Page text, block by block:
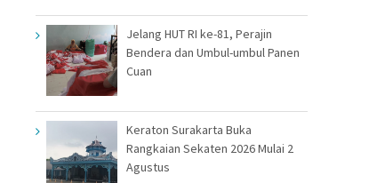
Jelang HUT RI ke-81, Perajin
Bendera dan Umbul-umbul Panen
Cuan
Keraton Surakarta Buka
Rangkaian Sekaten 2026 Mulai 2
Agustus